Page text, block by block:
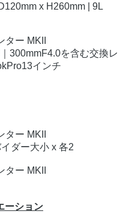
x H260mm | 9L
300mmF4.0を含む交換レ
インチ
ダー大小 x 各2
ーション